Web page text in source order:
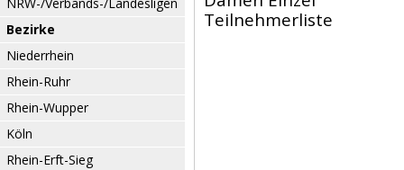
Bezirke
Niederrhein
Rhein-Ruhr
Rhein-Wupper
Köln
Rhein-Erft-Sieg
Teilnehmerliste